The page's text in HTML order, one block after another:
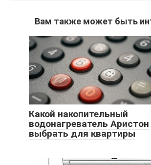
Вам также может быть
Какой накопительный
водонагреватель Аристон
выбрать для квартиры